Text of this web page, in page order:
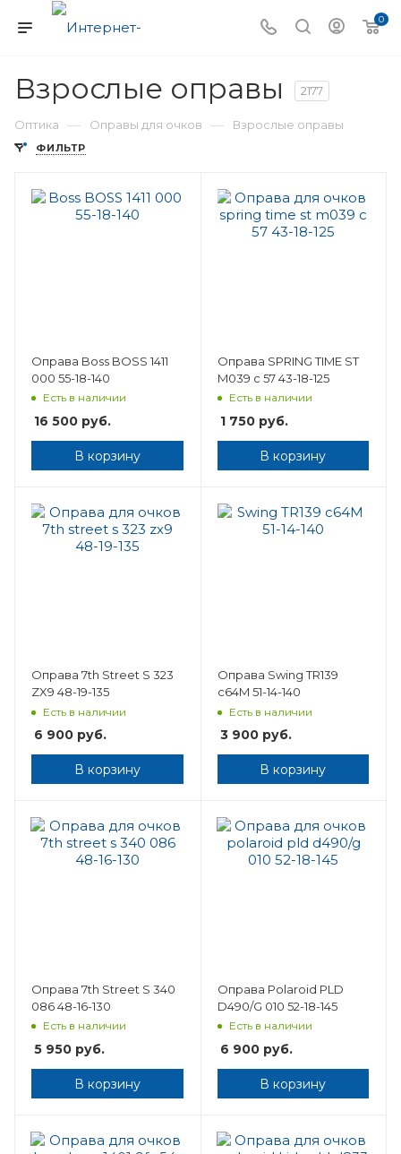
0
Взрослые оправы 2177
Оптика — Оправы для очков — Взрослые оправы
ФИЛЬТР
Оправа Boss BOSS 1411
000 55-18-140
Есть в наличии
16 500 руб.
В корзину
Оправа SPRING TIME ST
M039 с 57 43-18-125
Есть в наличии
1 750руб.
В корзину
Оправа 7th Street S 323
ZX9 48-19-135
Есть в наличии
6 900 руб.
В корзину
Оправа Swing TR139
c64M 51-14-140
Есть в наличии
3 900руб.
В корзину
Оправа 7th Street S 340
086 48-16-130
Есть в наличии
5 950 руб.
В корзину
Оправа Polaroid PLD
D490/G 010 52-18-145
Есть в наличии
6 900руб.
В корзину